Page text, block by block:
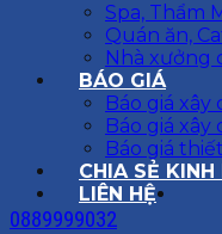
Spa, Thẩm
Quán ăn,
Nhà xưởng
BÁO GIÁ
Báo giá
Báo giá
Báo giá
CHIA SẺ KINH
LIÊN HỆ
0889999032